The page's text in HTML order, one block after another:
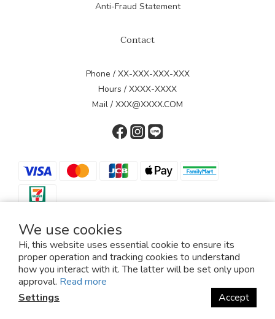
We use cookies
Hi, this website uses essential cookie to ensure its
proper operation and tracking cookies to understand
how you interact with it. The latter will be set only upon
approval. Read more
Settings
Accept
Anti-Fraud Statement
Contact
Phone / XX-XXX-XXX-XXX
Hours / XXXX-XXXX
Mail / XXX@XXXX.COM
$ TWD English